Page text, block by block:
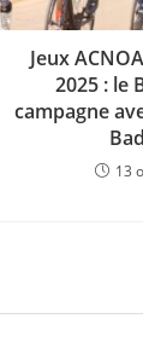
Jeux
2025 : le
campagne
13